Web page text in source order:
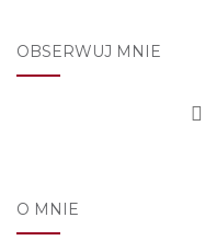
OBSERWUJ MNIE
O MNIE